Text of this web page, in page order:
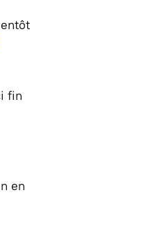
fin
en